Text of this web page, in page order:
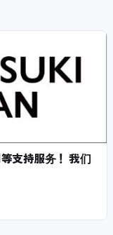
支持服务！ 我们